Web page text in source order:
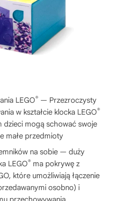
LEGO® — Przezroczysty
w kształcie klocka LEGO®
dzieci mogą schować swoje
małe przedmioty
na sobie — duży
LEGO® ma pokrywę z
które umożliwiają łączenie
osobno) i